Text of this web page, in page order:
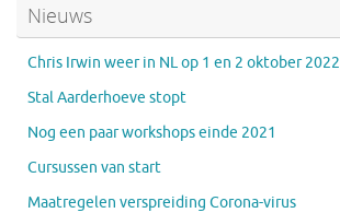
Nieuws
Chris Irwin weer in NL op 1 en 2 oktober 2022
Stal Aarderhoeve stopt
Nog een paar workshops einde 2021
Cursussen van start
Maatregelen verspreiding Corona-virus